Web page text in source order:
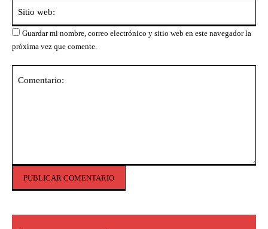
Guardar mi nombre, correo electrónico y sitio web en este navegador la
próxima vez que comente.